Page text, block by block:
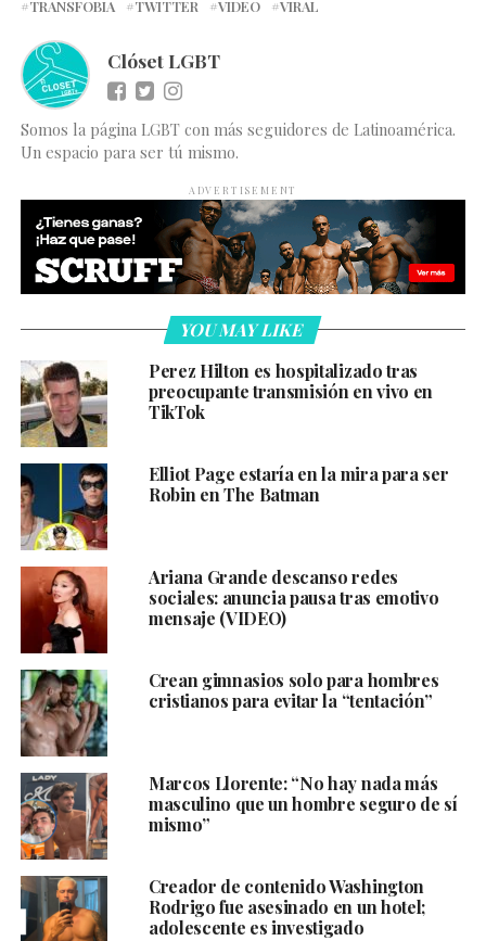
TRANSFOBIA
TWITTER VIDEO VIRAL
Clóset LGBT
Somos la página LGBT con más seguidores de Latinoamérica.
Un espacio para ser tú mismo.
ADVERTISEMENT
YOU MAY LIKE
Perez Hilton es hospitalizado tras
preocupante transmisión en vivo en
TikTok
Elliot Page estaría en la mira para ser
Robin en The Batman
Ariana Grande descanso redes
sociales: anuncia pausa tras emotivo
mensaje (VIDEO)
Crean gimnasios solo para hombres
cristianos para evitar la “tentación”
Marcos Llorente: “No hay nada más
masculino que un hombre seguro de sí
mismo”
Creador de contenido Washington
Rodrigo fue asesinado en un hotel;
adolescente es investigado